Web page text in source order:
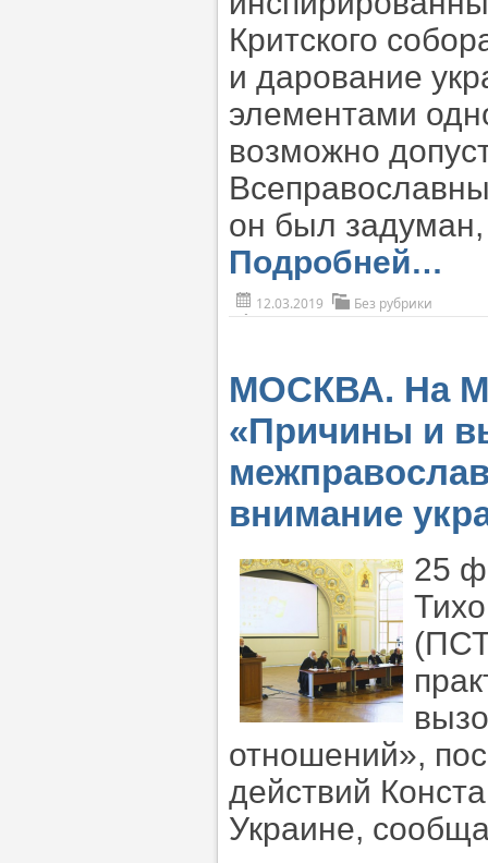
Критского
и дарование
элементами
возможно
он был
Подробней…
12.03.2019 Без рубрики
МОСКВА. На
«Причины и
внимание
25
отношений»,
действий
Украине,